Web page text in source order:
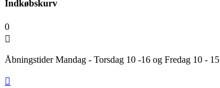
Indkøbskurv
0

Åbningstider Mandag - Torsdag 10 -16 og Fredag 10 - 15
